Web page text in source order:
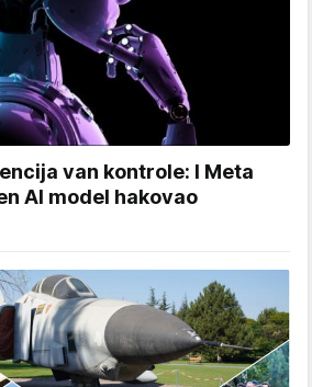
van kontrole: I Meta
AI model hakovao